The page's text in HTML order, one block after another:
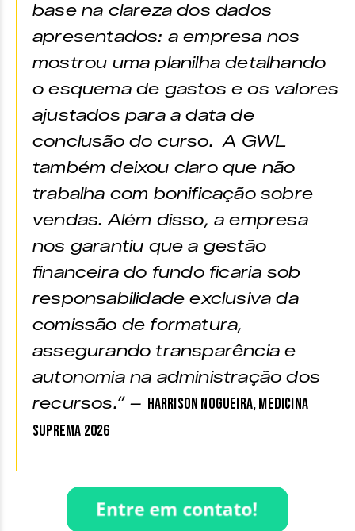
base na clareza dos dados
apresentados: a empresa nos
mostrou uma planilha detalhando
o esquema de gastos e os valores
ajustados para a data de
conclusão do curso. A GWL
também deixou claro que não
trabalha com bonificação sobre
vendas. Além disso, a empresa
nos garantiu que a gestão
financeira do fundo ficaria sob
responsabilidade exclusiva da
comissão de formatura,
assegurando transparência e
autonomia na administração dos
recursos.” – Harrison Nogueira, Medicina
Suprema 2026